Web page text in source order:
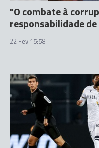
"O combate à
responsabilidade
22 Fev 15:58